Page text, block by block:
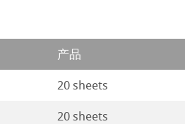
产品
20 sheets
20 sheets